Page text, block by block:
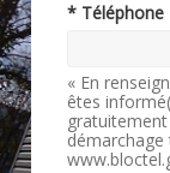
* Téléphone
« En
êtes